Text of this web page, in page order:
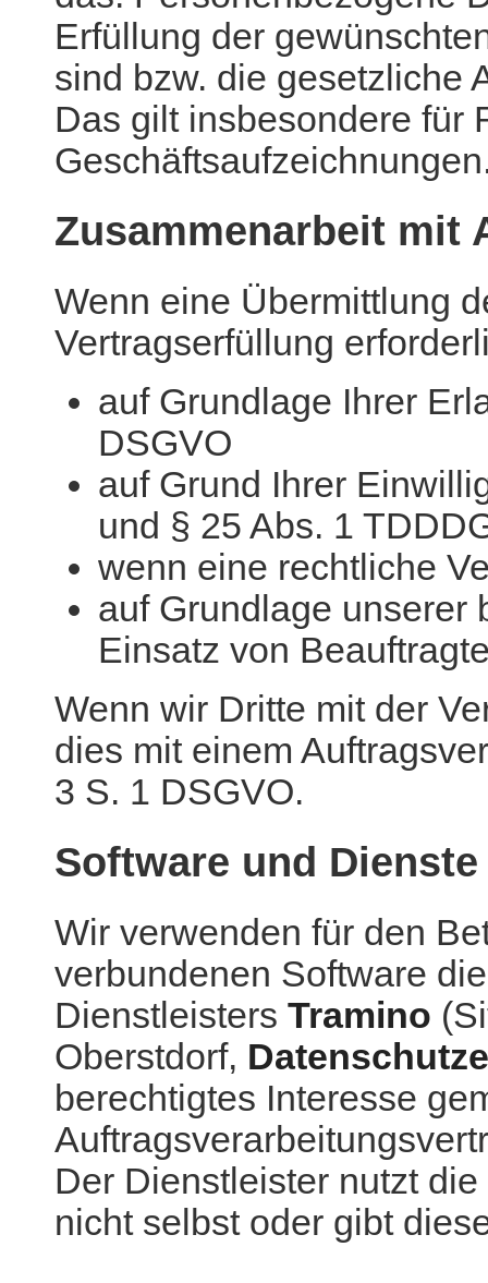
Erfüllung der
sind bzw. die gesetzliche
Das gilt insbesondere für
Zusammenarbeit mit
Wenn eine Übermittlung
Vertragserfüllung
auf Grundlage Ihrer
DSGVO
auf Grund Ihrer
und § 25 Abs. 1
wenn eine rechtliche
auf Grundlage unserer
Einsatz von
Wenn wir Dritte mit der
dies mit einem
3 S. 1 DSGVO.
Software und
Wir verwenden für den
verbundenen Software
Dienstleisters Tramino
Oberstdorf,
berechtigtes Interesse
Der Dienstleister nutzt
nicht selbst oder gibt